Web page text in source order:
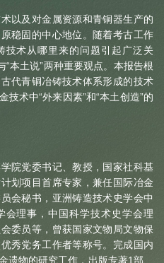
以及对金属资源和青铜器生产的
稳固的中心地位。随着考古工作
技术从哪里来的问题引起广泛关
“本土说”两种重要观点。本报告根
代青铜冶铸技术体系形成的技术
技术中“外来因素”和“本土创造”的
院党委书记、教授，国家社科基
划项目首席专家，兼任国际冶金
会秘书，亚洲铸造技术史学会中
会理事，中国科学技术史学会理
委员等，曾获国家文物局文物保
秀党务工作者等称号。完成国内
遗物的研究工作，出版专著1部、